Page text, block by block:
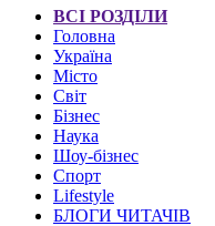
ВСІ РОЗДІЛИ
Головна
Україна
Місто
Світ
Бізнес
Наука
Шоу-бізнес
Спорт
Lifestyle
БЛОГИ ЧИТАЧІВ